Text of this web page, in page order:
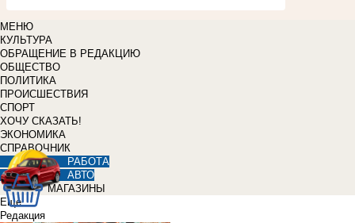
МЕНЮ
КУЛЬТУРА
ОБРАЩЕНИЕ В РЕДАКЦИЮ
ОБЩЕСТВО
ПОЛИТИКА
ПРОИСШЕСТВИЯ
СПОРТ
ХОЧУ СКАЗАТЬ!
ЭКОНОМИКА
СПРАВОЧНИК
РАБОТА
АВТО
МАГАЗИНЫ
Еще
Редакция